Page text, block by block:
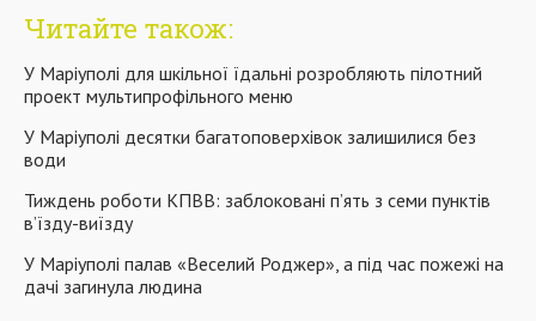
Читайте також:
У Маріуполі для шкільної їдальні розробляють пілотний
проект мультипрофільного меню
У Маріуполі десятки багатоповерхівок залишилися без
води
Тиждень роботи КПВВ: заблоковані п’ять з семи пунктів
в’їзду-виїзду
У Маріуполі палав «Веселий Роджер», а під час пожежі на
дачі загинула людина